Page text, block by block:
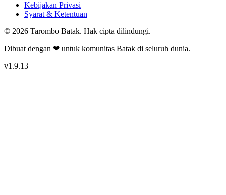
Kebijakan Privasi
Syarat & Ketentuan
© 2026 Tarombo Batak. Hak cipta dilindungi.
Dibuat dengan ❤ untuk komunitas Batak di seluruh dunia.
v1.9.13